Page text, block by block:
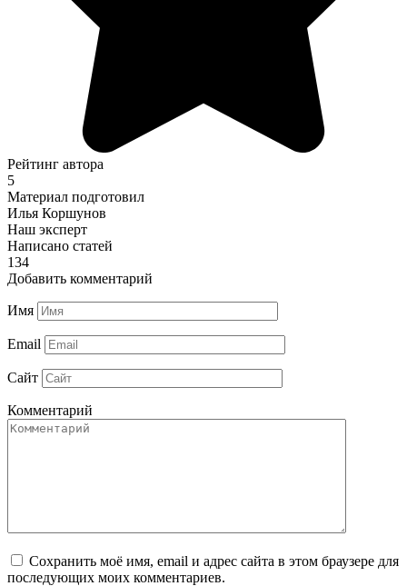
Рейтинг автора
5
Материал подготовил
Илья Коршунов
Наш эксперт
Написано статей
134
Добавить комментарий
Имя
Email
Сайт
Комментарий
Сохранить моё имя, email и адрес сайта в этом браузере для
последующих моих комментариев.